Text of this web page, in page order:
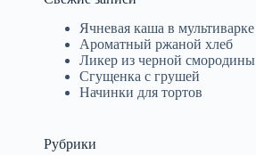
Ячневая каша в мультиварке
Ароматный ржаной хлеб
Ликер из черной смородины
Сгущенка с грушей
Начинки для тортов
Рубрики